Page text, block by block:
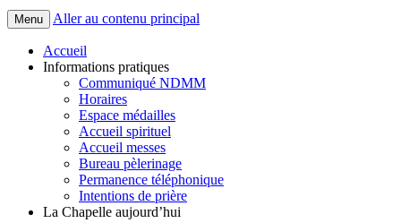
Menu Aller au contenu principal
Accueil
Informations pratiques
Communiqué NDMM
Horaires
Espace médailles
Accueil spirituel
Accueil messes
Bureau pèlerinage
Permanence téléphonique
Intentions de prière
La Chapelle aujourd’hui